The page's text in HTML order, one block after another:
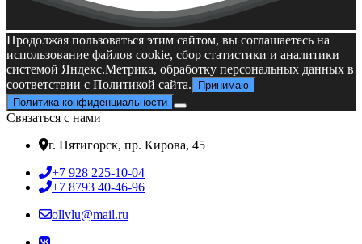
Встреча с делегатом II Съезда Движения Первых
студента
Продолжая пользоваться этим сайтом, вы соглашаетесь на
использование файлов cookie, сбор статистики и аналитики
системой Яндекс.Метрика, обработку персональных данных в
соответствии с Политикой сайта.
Принимаю
Политика конфиденциальности
Связаться с нами
г. Пятигорск, пр. Кирова, 45
+7 928 225-10-04
+7 8793 40-46-96
ollvlu@mail.ru